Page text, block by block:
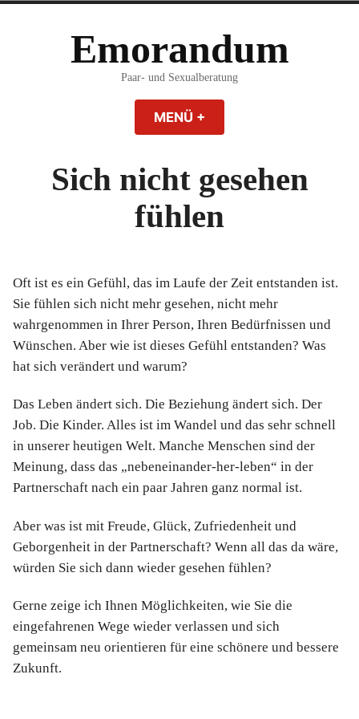
Emorandum
Paar- und Sexualberatung
MENÜ +
Sich nicht gesehen
fühlen
Oft ist es ein Gefühl, das im Laufe der Zeit entstanden ist.
Sie fühlen sich nicht mehr gesehen, nicht mehr
wahrgenommen in Ihrer Person, Ihren Bedürfnissen und
Wünschen. Aber wie ist dieses Gefühl entstanden? Was
hat sich verändert und warum?
Das Leben ändert sich. Die Beziehung ändert sich. Der
Job. Die Kinder. Alles ist im Wandel und das sehr schnell
in unserer heutigen Welt. Manche Menschen sind der
Meinung, dass das „nebeneinander-her-leben“ in der
Partnerschaft nach ein paar Jahren ganz normal ist.
Aber was ist mit Freude, Glück, Zufriedenheit und
Geborgenheit in der Partnerschaft? Wenn all das da wäre,
würden Sie sich dann wieder gesehen fühlen?
Gerne zeige ich Ihnen Möglichkeiten, wie Sie die
eingefahrenen Wege wieder verlassen und sich
gemeinsam neu orientieren für eine schönere und bessere
Zukunft.